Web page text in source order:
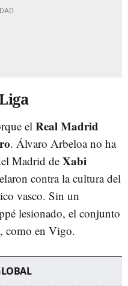
el Real Madrid
. Álvaro Arbeloa no ha
Madrid deXabi
contra la cultura del
vasco. Sin un
lesionado, el conjunto
como en Vigo.